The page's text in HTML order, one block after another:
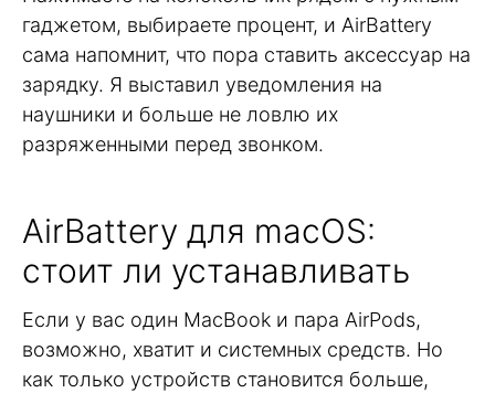
гаджетом, выбираете процент, и AirBattery
сама напомнит, что пора ставить аксессуар на
зарядку. Я выставил уведомления на
наушники и больше не ловлю их
разряженными перед звонком.
AirBattery для macOS:
стоит ли устанавливать
Если у вас один MacBook и пара AirPods,
возможно, хватит и системных средств. Но
как только устройств становится больше,